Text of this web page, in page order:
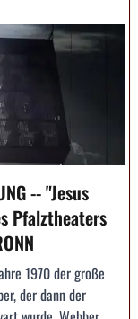
-- "Jesus
Pfalztheaters
1970 der große
der dann der